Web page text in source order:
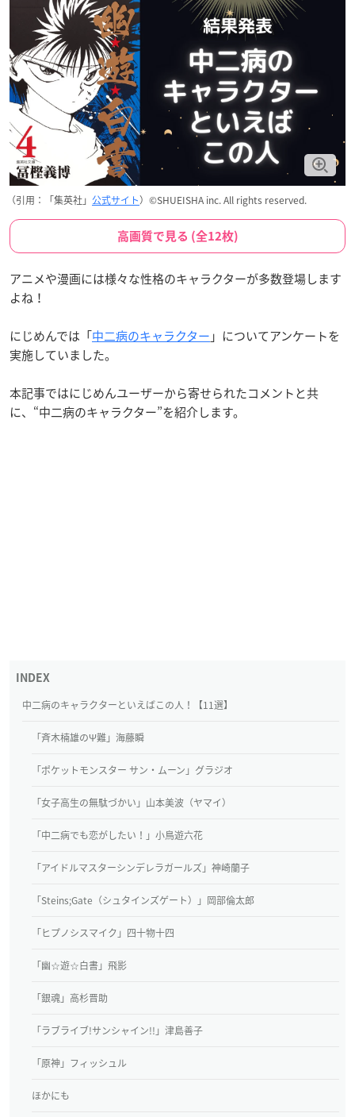
（引用：「集英社」 公式サイト）©SHUEISHA inc. All rights reserved.
高画質で見る (全12枚)
アニメや漫画には様々な性格のキャラクターが多数登場します
よね！
にじめんでは「中二病のキャラクター 」についてアンケートを
実施していました。
本記事ではにじめんユーザーから寄せられたコメントと共
に、“中二病のキャラクター”を紹介します。
中二病のキャラクターといえばこの人！【11選】
「斉木楠雄のΨ難」海藤瞬
「ポケットモンスター サン・ムーン」グラジオ
「女子高生の無駄づかい」山本美波（ヤマイ）
「中二病でも恋がしたい！」小鳥遊六花
「アイドルマスターシンデレラガールズ」神崎蘭子
「Steins;Gate（シュタインズゲート）」岡部倫太郎
「ヒプノシスマイク」四十物十四
「幽☆遊☆白書」飛影
「銀魂」高杉晋助
「ラブライブ!サンシャイン!!」津島善子
「原神」フィッシュル
ほかにも